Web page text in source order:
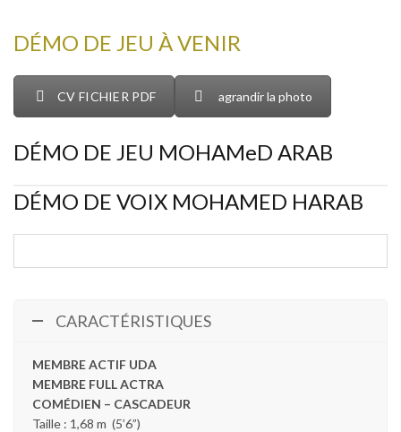
DÉMO DE JEU À VENIR
CV FICHIER PDF agrandir la photo
DÉMO DE JEU MOHAMeD ARAB
DÉMO DE VOIX MOHAMED HARAB
CARACTÉRISTIQUES
MEMBRE ACTIF UDA
MEMBRE FULL ACTRA
COMÉDIEN – CASCADEUR
Taille : 1,68 m (5’6”)